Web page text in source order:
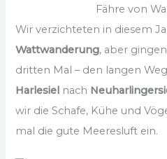
Fähre von
Wir verzichteten in diesem
Wattwanderung, aber
dritten Mal – den langen
Harlesiel nach
wir die Schafe, Kühe und
mal die gute Meeresluft ein.